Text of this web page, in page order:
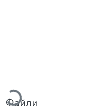
Вантажиться...
Файли